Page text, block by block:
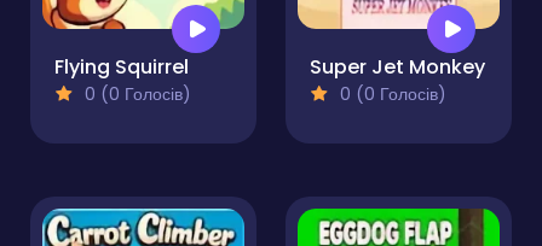
Flying Squirrel
0 (0 Голосів)
Super Jet Monkey
0 (0 Голосів)